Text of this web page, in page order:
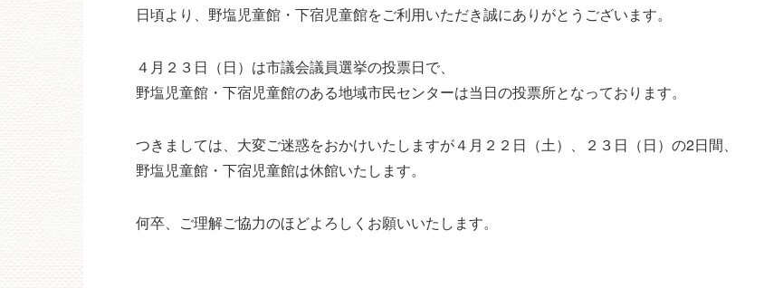
日頃より、野塩児童館・下宿児童館をご利用いただき誠にありがとうございます。
４月２３日（日）は市議会議員選挙の投票日で、
野塩児童館・下宿児童館のある地域市民センターは当日の投票所となっております。
つきましては、大変ご迷惑をおかけいたしますが４月２２日（土）、２３日（日）の2日間、
野塩児童館・下宿児童館は休館いたします。
何卒、ご理解ご協力のほどよろしくお願いいたします。